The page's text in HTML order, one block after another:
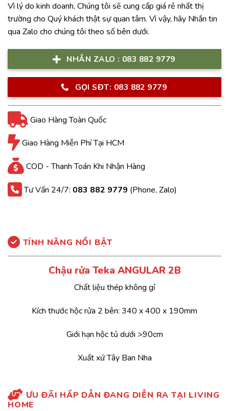
Vì lý do kinh doanh, Chúng tôi sẽ cung cấp giá rẻ nhất thị
trường cho Quý khách thật sự quan tâm. Vì vậy, hãy Nhắn tin
qua Zalo cho chúng tôi theo số bên dưới.
NHẮN ZALO : 083 882 9779
GỌI SĐT: 083 882 9779
Giao Hàng Toàn Quốc
Giao Hàng Miễn Phí Tại HCM
COD - Thanh Toán Khi Nhận Hàng
Tư Vấn 24/7: 083 882 9779 (Phone, Zalo)
TÍNH NĂNG NỔI BẬT
Chậu rửa Teka ANGULAR 2B
Chất liệu thép không gỉ
Kích thước hộc rửa 2 bên: 340 x 400 x 190mm
Giới hạn hộc tủ dưới >90cm
Xuất xứ Tây Ban Nha
ƯU ĐÃI HẤP DẪN ĐANG DIỄN RA TẠI LIVING
HOME